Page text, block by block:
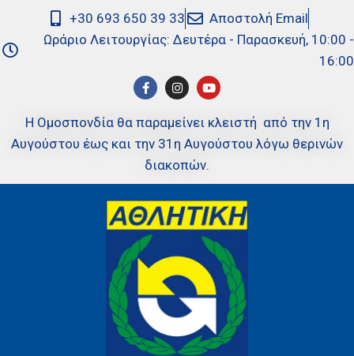
+30 693 650 39 33
Αποστολή Email
Ωράριο Λειτουργίας: Δευτέρα - Παρασκευή, 10:00 -
16:00
Η Ομοσπονδία θα παραμείνει κλειστή από την 1η
Αυγούστου έως και την 31η Αυγούστου λόγω θερινών
διακοπών.